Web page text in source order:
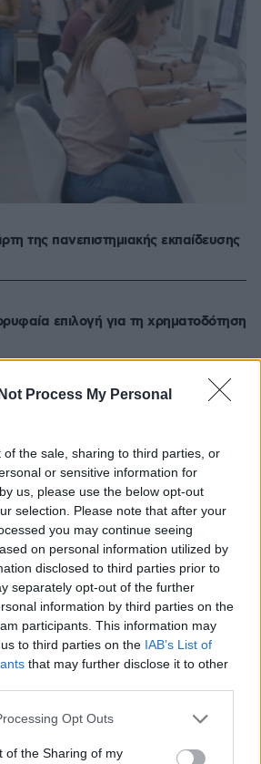
Process My Personal
of the sale, sharing to third parties, or
or sensitive information for
us, please use the below opt-out
selection. Please note that after your
you may continue seeing
on personal information utilized by
disclosed to third parties prior to
separately opt-out of the further
information by third parties on the
participants. This information may
to third parties on the IAB’s List of
that may further disclose it to other
app uses one or more Google
or usage behaviour. You may click to
Opt Outs
of the Sharing of my
της πανεπιστημιακής εκπαίδευσης
επιλογή για τη χρηματοδότηση
επιστρέφουμε με ασφάλεια
Δημοφιλή Σχολιασμένα
στο Περού: Δεκατρείς νεκροί και
σε σύγκρουση βαν και νταλίκας
πέστο και ντοματίνια
από το Παρίσι για τους
πατινιών: Κράνος και γιλέκο,
πρόστιμα
ζευγαριών στη Νιγηρία